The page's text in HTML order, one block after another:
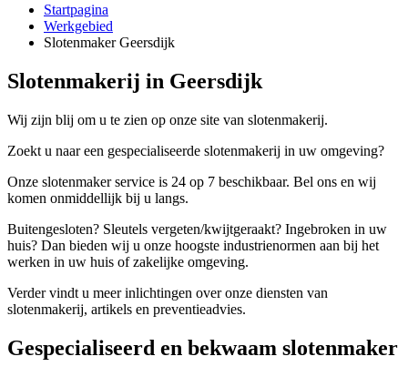
Startpagina
Werkgebied
Slotenmaker Geersdijk
Slotenmakerij in Geersdijk
Wij zijn blij om u te zien op onze site van slotenmakerij.
Zoekt u naar een gespecialiseerde slotenmakerij in uw omgeving?
Onze slotenmaker service is 24 op 7 beschikbaar. Bel ons en wij
komen onmiddellijk bij u langs.
Buitengesloten? Sleutels vergeten/kwijtgeraakt? Ingebroken in uw
huis? Dan bieden wij u onze hoogste industrienormen aan bij het
werken in uw huis of zakelijke omgeving.
Verder vindt u meer inlichtingen over onze diensten van
slotenmakerij, artikels en preventieadvies.
Gespecialiseerd en bekwaam slotenmaker